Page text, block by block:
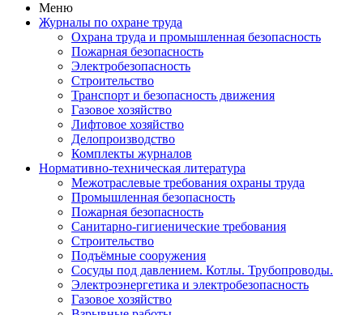
Меню
Журналы по охране труда
Охрана труда и промышленная безопасность
Пожарная безопасность
Электробезопасность
Строительство
Транспорт и безопасность движения
Газовое хозяйство
Лифтовое хозяйство
Делопроизводство
Комплекты журналов
Нормативно-техническая литература
Межотраслевые требования охраны труда
Промышленная безопасность
Пожарная безопасность
Санитарно-гигиенические требования
Строительство
Подъёмные сооружения
Сосуды под давлением. Котлы. Трубопроводы.
Электроэнергетика и электробезопасность
Газовое хозяйство